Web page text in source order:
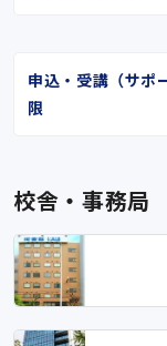
申込・受講（サポ
限
校舎・事務局